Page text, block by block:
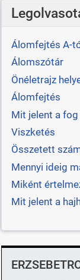
Álomfejtés A-
Álomszótár
Önéletrajz
Álomfejtés
Mit jelent a
Viszketés
Összetett
Mennyi ideig
Miként
Mit jelent a